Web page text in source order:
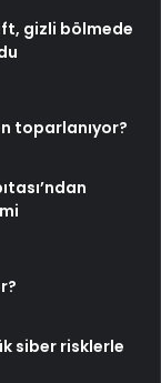
gizli bölmede
toparlanıyor?
siber risklerle